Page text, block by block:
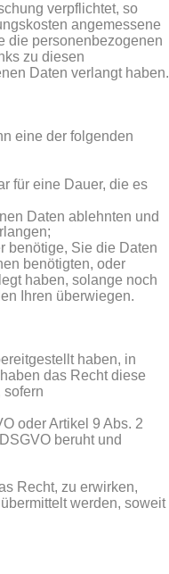
verpflichtet, so
angemessene
die personenbezogenen
zu diesen
Daten verlangt haben.
eine der folgenden
für eine Dauer, die es
Daten ablehnten und
benötige, Sie die Daten
benötigten, oder
haben, solange noch
Ihren überwiegen.
haben, in
das Recht diese
sofern
oder Artikel 9 Abs. 2
beruht und
Recht, zu erwirken,
werden, soweit